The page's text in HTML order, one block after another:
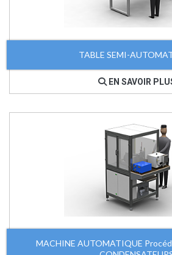
TABLE SEMI-
EN SAVOIR
MACHINE AUTOMATIQUE